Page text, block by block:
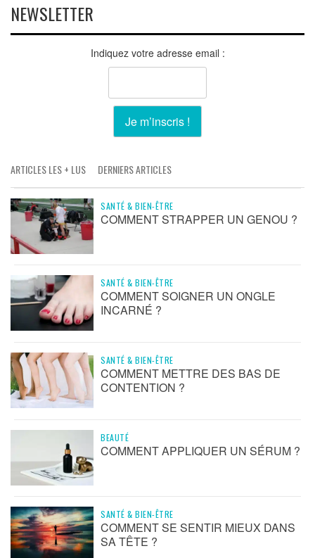
NEWSLETTER
Indiquez votre adresse email :
ARTICLES LES + LUS DERNIERS ARTICLES
SANTÉ & BIEN-ÊTRE
COMMENT STRAPPER UN GENOU ?
SANTÉ & BIEN-ÊTRE
COMMENT SOIGNER UN ONGLE
INCARNÉ ?
SANTÉ & BIEN-ÊTRE
COMMENT METTRE DES BAS DE
CONTENTION ?
BEAUTÉ
COMMENT APPLIQUER UN SÉRUM ?
SANTÉ & BIEN-ÊTRE
COMMENT SE SENTIR MIEUX DANS
SA TÊTE ?